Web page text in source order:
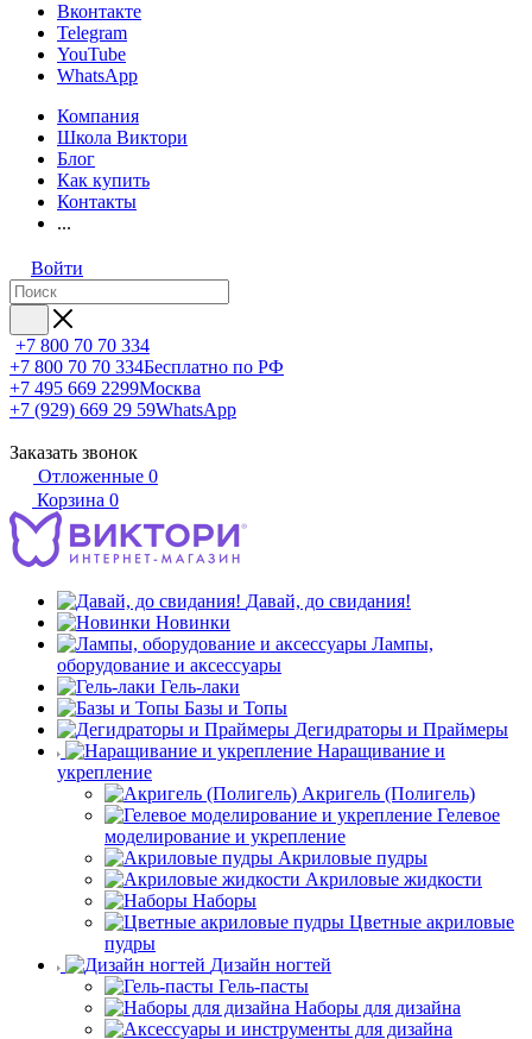
Вконтакте
Telegram
YouTube
WhatsApp
Компания
Школа Виктори
Блог
Как купить
Контакты
...
Войти
+7 800 70 70 334
+7 800 70 70 334Бесплатно по РФ
+7 495 669 2299Москва
+7 (929) 669 29 59WhatsApp
Заказать звонок
Отложенные 0
Корзина 0
Давай, до свидания!
Новинки
Лампы,
оборудование и аксессуары
Гель-лаки
Базы и Топы
Дегидраторы и Праймеры
Наращивание и
укрепление
Акригель (Полигель)
Гелевое
моделирование и укрепление
Акриловые пудры
Акриловые жидкости
Наборы
Цветные акриловые
пудры
Дизайн ногтей
Гель-пасты
Наборы для дизайна